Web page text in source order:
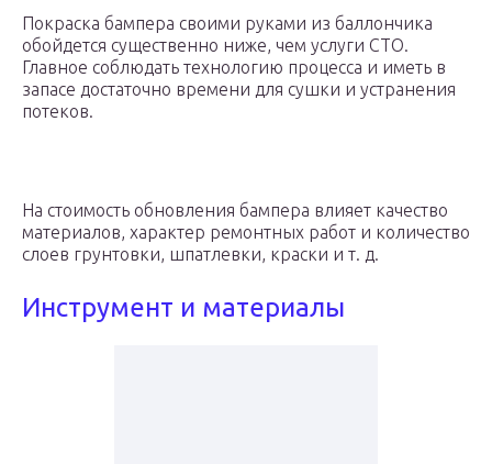
Покраска бампера своими руками из баллончика
обойдется существенно ниже, чем услуги СТО.
Главное соблюдать технологию процесса и иметь в
запасе достаточно времени для сушки и устранения
потеков.
На стоимость обновления бампера влияет качество
материалов, характер ремонтных работ и количество
слоев грунтовки, шпатлевки, краски и т. д.
Инструмент и материалы